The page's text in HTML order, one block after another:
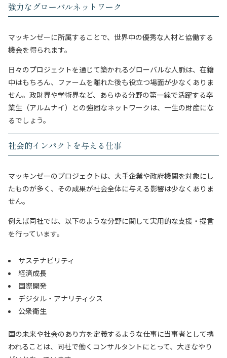
強力なグローバルネットワーク
マッキンゼーに所属することで、世界中の優秀な人材と協働する
機会を得られます。
日々のプロジェクトを通じて築かれるグローバルな人脈は、在籍
中はもちろん、ファームを離れた後も役立つ場面が少なくありま
せん。政財界や学術界など、あらゆる分野の第一線で活躍する卒
業生（アルムナイ）との強固なネットワークは、一生の財産にな
るでしょう。
社会的インパクトを与える仕事
マッキンゼーのプロジェクトは、大手企業や政府機関を対象にし
たものが多く、その成果が社会全体に与える影響は少なくありま
せん。
例えば同社では、以下のような分野に関して実用的な支援・提言
を行っています。
サステナビリティ
経済成長
国際開発
デジタル・アナリティクス
公衆衛生
国の未来や社会のあり方を定義するような仕事に当事者として携
われることは、同社で働くコンサルタントにとって、大きなやり